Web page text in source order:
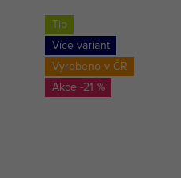
Tip
Více variant
Vyrobeno v ČR
-21 %